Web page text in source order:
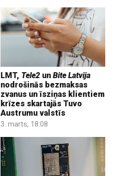
LMT, Tele2 un Bite Latvija
nodrošinās bezmaksas
zvanus un īsziņas klientiem
krīzes skartajās Tuvo
Austrumu valstīs
3. marts, 18:08